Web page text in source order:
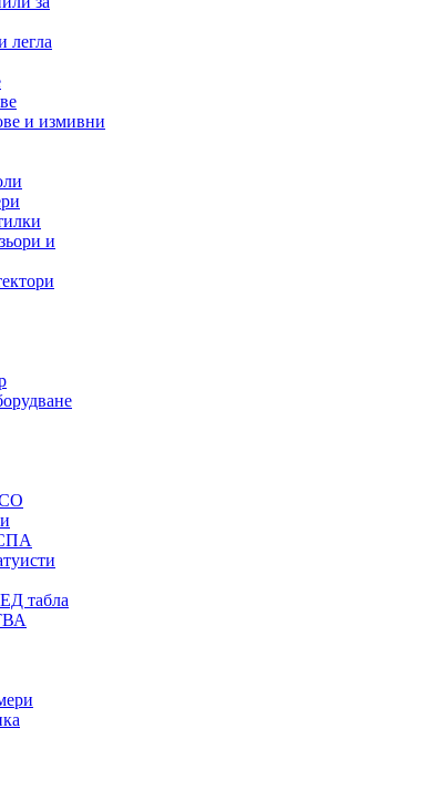
легла
и измивни
и
табла